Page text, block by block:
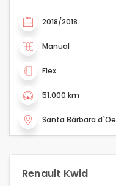
2018/2018
Manual
Flex
51.000 km
Santa Bárbara
Renault Kwid